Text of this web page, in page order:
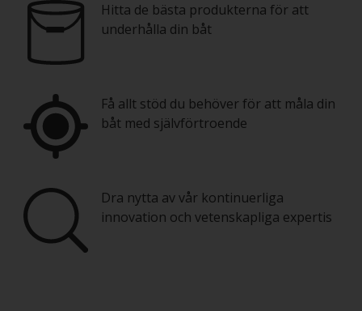
Hitta de bästa produkterna för att
underhålla din båt
Få allt stöd du behöver för att måla din
båt med självförtroende
Dra nytta av vår kontinuerliga
innovation och vetenskapliga expertis